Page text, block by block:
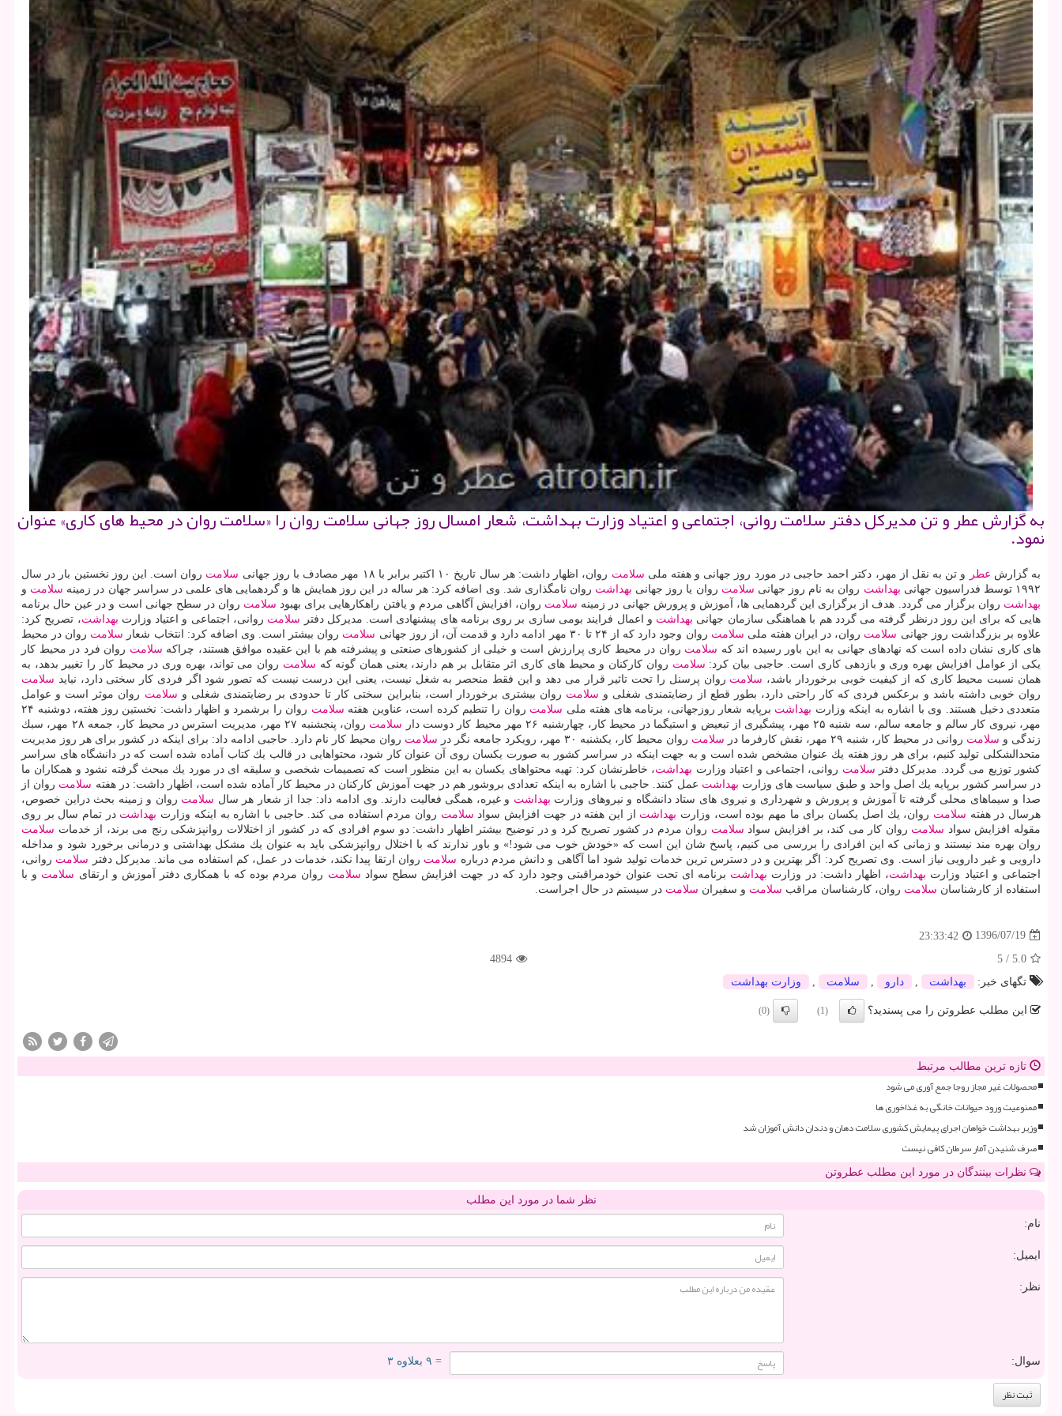
به گزارش عطر و تن مدیركل دفتر سلامت روانی، اجتماعی و اعتیاد وزارت بهداشت، شعار امسال روز جهانی سلامت روان را «سلامت روان در محیط های كاری» عنوان
نمود.
به گزارش عطر و تن به نقل از مهر، دكتر احمد حاجبی در مورد روز جهانی و هفته ملی سلامت روان، اظهار داشت: هر سال تاریخ ۱۰ اكتبر برابر با ۱۸ مهر مصادف با روز جهانی سلامت روان است. این روز نخستین بار در سال
۱۹۹۲ توسط فدراسیون جهانی
بهداشت روان به نام روز جهانی سلامت روان یا روز جهانی بهداشت روان نامگذاری شد. وی اضافه كرد: هر ساله در این روز همایش ها و گردهمایی های علمی در سراسر جهان در زمینه سلامت و
بهداشت روان برگزار می گردد. هدف از برگزاری این گردهمایی ها، آموزش و پرورش جهانی در زمینه سلامت روان، افزایش آگاهی مردم و یافتن راهكارهایی برای بهبود سلامت روان در سطح جهانی است و در عین حال برنامه
هایی كه برای این روز درنظر گرفته می گردد هم با هماهنگی سازمان جهانی بهداشت و اعمال فرایند بومی سازی بر روی برنامه های پیشنهادی است. مدیركل دفتر سلامت روانی، اجتماعی و اعتیاد وزارت بهداشت، تصریح كرد:
علاوه بر بزرگداشت روز جهانی سلامت روان، در ایران هفته ملی سلامت روان وجود دارد كه از ۲۴ تا ۳۰ مهر ادامه دارد و قدمت آن، از روز جهانی سلامت روان بیشتر است. وی اضافه كرد: انتخاب شعار سلامت روان در محیط
های كاری نشان داده است كه نهادهای جهانی به این باور رسیده اند كه سلامت روان در محیط كاری پرارزش است و خیلی از كشورهای صنعتی و پیشرفته هم با این عقیده موافق هستند، چراكه سلامت روان فرد در محیط كار
یكی از عوامل افزایش بهره وری و بازدهی كاری است. حاجبی بیان كرد: سلامت روان كاركنان و محیط های كاری اثر متقابل بر هم دارند، یعنی همان گونه كه سلامت روان می تواند، بهره وری در محیط كار را تغییر بدهد، به
همان نسبت محیط كاری كه از كیفیت خوبی برخوردار باشد، سلامت روان پرسنل را تحت تاثیر قرار می دهد و این فقط منحصر به شغل نیست، یعنی این درست نیست كه تصور شود اگر فردی كار سختی دارد، نباید سلامت
روان خوبی داشته باشد و برعكس فردی كه كار راحتی دارد، بطور قطع از رضایتمندی شغلی و سلامت روان بیشتری برخوردار است، بنابراین سختی كار تا حدودی بر رضایتمندی شغلی و سلامت روان موثر است و عوامل
متعددی دخیل هستند. وی با اشاره به اینكه وزارت بهداشت برپایه شعار روزجهانی، برنامه های هفته ملی سلامت روان را تنطیم كرده است، عناوین هفته سلامت
روان را برشمرد و اظهار داشت: نخستین روز هفته، دوشنبه ۲۴
مهر، نیروی كار سالم و جامعه سالم، سه شنبه ۲۵ مهر، پیشگیری از تبعیض و استیگما در محیط كار، چهارشنبه ۲۶ مهر محیط كار دوست دار
سلامت
روان، پنجشنبه ۲۷ مهر، مدیریت استرس در محیط كار، جمعه ۲۸ مهر، سبك
زندگی و سلامت روانی در محیط كار، شنبه ۲۹ مهر، نقش كارفرما در سلامت روان محیط كار، یكشنبه ۳۰ مهر، رویكرد جامعه نگر در سلامت روان محیط كار نام دارد. حاجبی ادامه داد: برای اینكه در كشور برای هر روز مدیریت
متحدالشكلی تولید كنیم، برای هر روز هفته یك عنوان مشخص شده است و به جهت اینكه در سراسر كشور به صورت یكسان روی آن عنوان كار شود، محتواهایی در قالب یك كتاب آماده شده است كه در دانشگاه های سراسر
كشور توزیع می گردد. مدیركل دفتر سلامت روانی، اجتماعی و اعتیاد وزارت بهداشت، خاطرنشان كرد: تهیه محتواهای یكسان به این منظور است كه تصمیمات شخصی و سلیقه ای در مورد یك مبحث گرفته نشود و همكاران ما
در سراسر كشور برپایه یك اصل واحد و طبق سیاست های وزارت بهداشت عمل كنند. حاجبی با اشاره به اینكه تعدادی بروشور هم در جهت آموزش كاركنان در محیط كار آماده شده است، اظهار داشت: در هفته سلامت روان از
صدا و سیماهای محلی گرفته تا آموزش و پرورش و شهرداری و نیروی های ستاد دانشگاه و نیروهای وزارت بهداشت و غیره، همگی فعالیت دارند. وی ادامه داد: جدا از شعار هر سال سلامت روان و زمینه بحث دراین خصوص،
هرسال در هفته سلامت روان، یك اصل یكسان برای ما مهم بوده است، وزارت بهداشت از این هفته در جهت افزایش سواد سلامت روان مردم استفاده می كند. حاجبی با اشاره به اینكه وزارت بهداشت در تمام سال بر روی
مقوله افزایش سواد سلامت روان كار می كند، بر افزایش سواد سلامت روان مردم در كشور تصریح كرد و در توضیح بیشتر اظهار داشت: دو سوم افرادی كه در كشور از اختلالات روانپزشكی رنج می برند، از خدمات سلامت
روان بهره مند نیستند و زمانی كه این افرادی را بررسی می كنیم، پاسخ شان این است كه «خودش خوب می شود!» و باور ندارند كه با اختلال روانپزشكی باید به عنوان یك مشكل بهداشتی و درمانی برخورد شود و مداخله
دارویی و غیر دارویی نیاز است. وی تصریح كرد: اگر بهترین و در دسترس ترین خدمات تولید شود اما آگاهی و دانش مردم درباره سلامت روان ارتقا پیدا نكند، خدمات در عمل، كم استفاده می ماند. مدیركل دفتر سلامت روانی،
اجتماعی و اعتیاد وزارت بهداشت، اظهار داشت: در وزارت بهداشت برنامه ای تحت عنوان خودمراقبتی وجود دارد كه در جهت افزایش سطح سواد سلامت روان مردم بوده كه با همكاری دفتر آموزش و ارتقای سلامت و با
استفاده از كارشناسان سلامت روان، كارشناسان مراقب سلامت و سفیران سلامت در سیستم در حال اجراست.
1396/07/19
23:33:42
5.0
/
5
4894
تگهای خبر:
بهداشت دارو سلامت وزارت بهداشت
این مطلب عطروتن را می پسندید؟ (1)
(0)
تازه ترین مطالب مرتبط
محصولات غیر مجاز روجا جمع آوری می شود
ممنوعیت ورود حیوانات خانگی به غذاخوری ها
وزیر بهداشت خواهان اجرای پیمایش کشوری سلامت دهان و دندان دانش آموزان شد
صرف شنیدن آمار سرطان کافی نیست
نظرات بینندگان در مورد این مطلب عطروتن
نظر شما در مورد این مطلب
نام:
ایمیل:
نظر:
سوال: = ۹ بعلاوه ۳